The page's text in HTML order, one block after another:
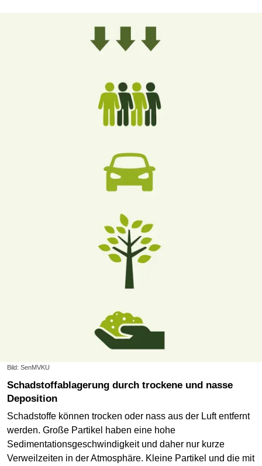
Bild: SenMVKU
Schadstoffablagerung durch trockene und nasse
Deposition
Schadstoffe können trocken oder nass aus der Luft entfernt
werden. Große Partikel haben eine hohe
Sedimentationsgeschwindigkeit und daher nur kurze
Verweilzeiten in der Atmosphäre. Kleine Partikel und die mit